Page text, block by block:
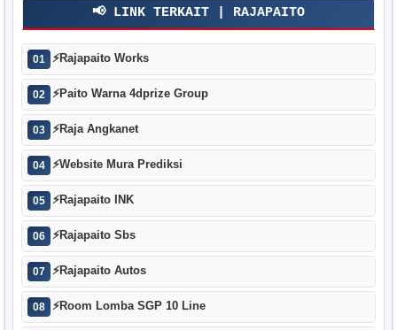
📢 LINK TERKAIT | RAJAPAITO
01 ⚡Rajapaito Works
02 ⚡Paito Warna 4dprize Group
03 ⚡Raja Angkanet
04 ⚡Website Mura Prediksi
05 ⚡Rajapaito INK
06 ⚡Rajapaito Sbs
07 ⚡Rajapaito Autos
08 ⚡Room Lomba SGP 10 Line